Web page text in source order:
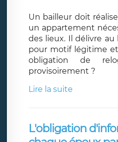
Un bailleur doit
un appartement
des lieux. Il délivre
pour motif légitime
obligation de
provisoirement ?
Lire la suite
L'obligation